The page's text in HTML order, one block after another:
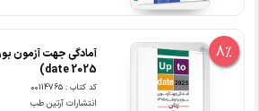
8%
date 2025)
کد کتاب : 00114765
انتشارات آرتین طب